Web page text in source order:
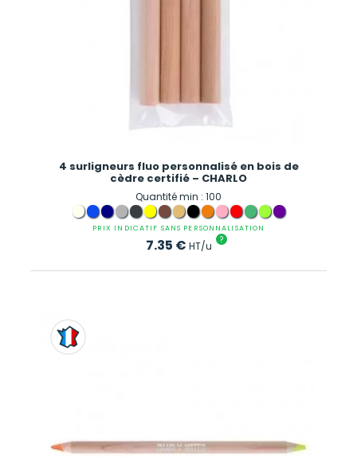
4 surligneurs fluo personnalisé en bois de
cèdre certifié – CHARLO
Quantité min : 100
PRIX INDICATIF SANS PERSONNALISATION
7.35 € HT/u ?